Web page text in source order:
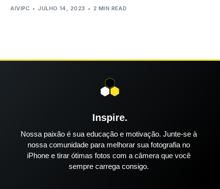
AIVIPC JULHO 14, 2023 2 MIN READ
Inspire.
Nossa paixão é sua educação e motivação. Junte-se à
nossa comunidade para melhorar sua fotografia no
iPhone e tirar ótimas fotos com a câmera que você
sempre carrega consigo.